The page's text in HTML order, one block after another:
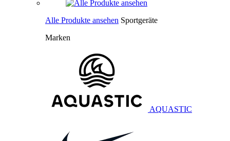
Alle Produkte ansehen Sportgeräte
Marken
AQUASTIC